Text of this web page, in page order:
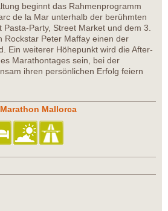
beginnt das Rahmenprogramm
de la Mar unterhalb der berühmten
Party, Street Market und dem 3.
Rockstar Peter Maffay einen der
Ein weiterer Höhepunkt wird die After-
Marathontages sein, bei der
ihren persönlichen Erfolg feiern
Mallorca